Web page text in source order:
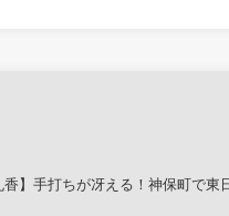
香】手打ちが冴える！神保町で東